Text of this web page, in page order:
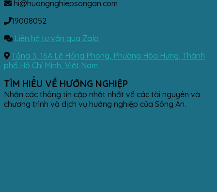
hi@huongnghiepsongan.com
19008052
Liên hệ tư vấn qua Zalo
Tầng 3, 16A Lê Hồng Phong, Phường Hòa Hưng, Thành
phố Hồ Chí Minh, Việt Nam
TÌM HIỂU VỀ HƯỚNG NGHIỆP
Nhận các thông tin cập nhật nhất về các tài nguyên và
chương trình và dịch vụ hướng nghiệp của Sông An.